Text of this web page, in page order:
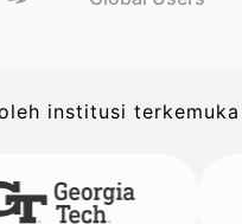
institusi